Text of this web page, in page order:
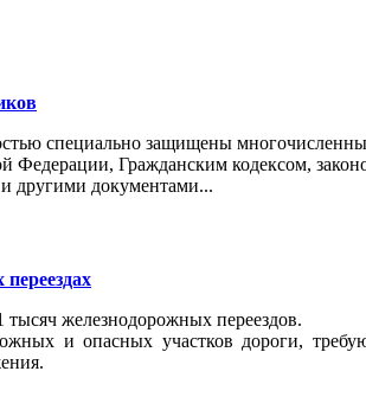
специально защищены
Федерации, Гражданским кодексом,
другими документами...
железнодорожных переездов.
и опасных участков дороги,